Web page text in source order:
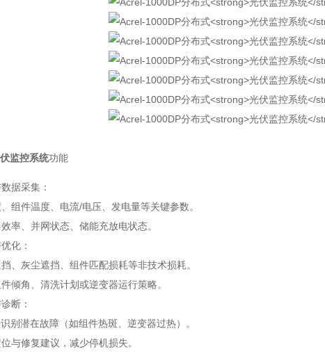
监控系统功能
据采集：
组件温度、电流/电压、发电量等关键参数。
率、并网状态、储能充放电状态。
化：
、灰尘遮挡、组件匹配损耗等非技术损耗。
倾角、清洗计划或逆变器运行策略。
断：
别潜在故障（如组件热斑、逆变器过热）。
与修复建议，减少停机损失。